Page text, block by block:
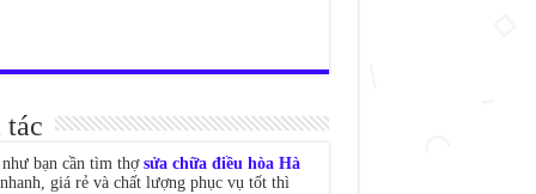
bạn cần tìm thợ sửa chữa điều hòa Hà
giá rẻ và chất lượng phục vụ tốt thì